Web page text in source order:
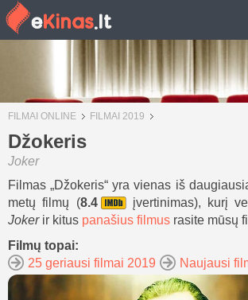
FILMAI ONLINE FILMAI 2019
Džokeris
Joker
Filmas „Džokeris“ yra vienas iš
metų filmų (8.4
įvertinimas), kurį
Jokerir kitus panašius filmus rasite mūsų
Filmų topai:
25 geriausi filmai 2019
Naujausi